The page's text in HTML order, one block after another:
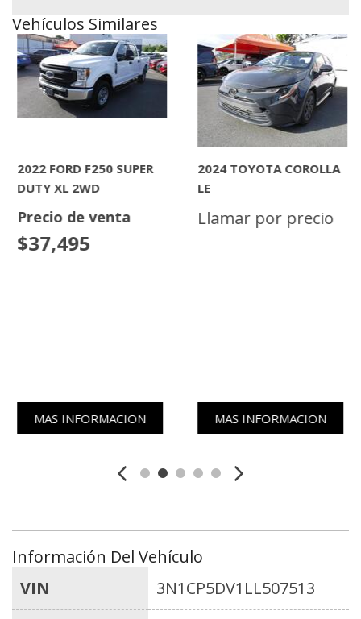
Vehículos Similares
2022 FORD F250 SUPER
DUTY XL 2WD
Precio de venta
$37,495
MAS INFORMACION
2024 TOYOTA COROLLA
LE
Llamar por precio
MAS INFORMACION
Información Del Vehículo
VIN
3N1CP5DV1LL507513